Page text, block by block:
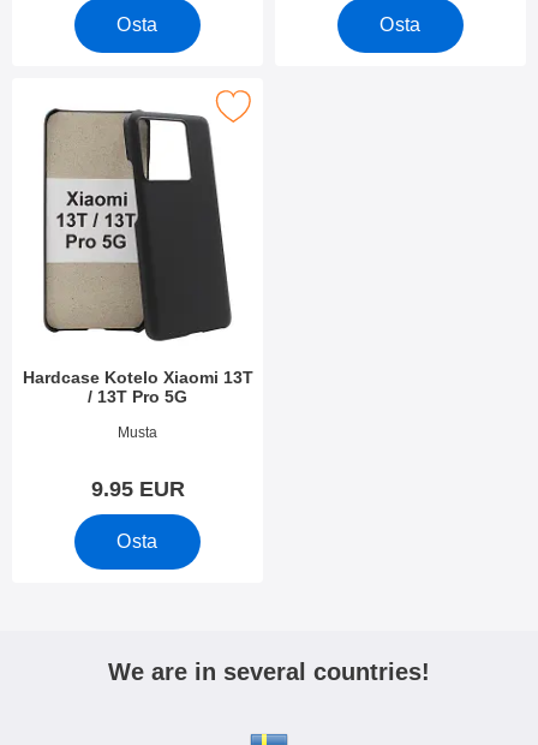
Osta Osta
Hardcase Kotelo Xiaomi 13T
/ 13T Pro 5G
Tuote.nro 49431
Musta
9.95 EUR
Osta
hardcase Kotelo Xiaomi 13T / 13T Pro 5G suosikiksi
We are in several countries!